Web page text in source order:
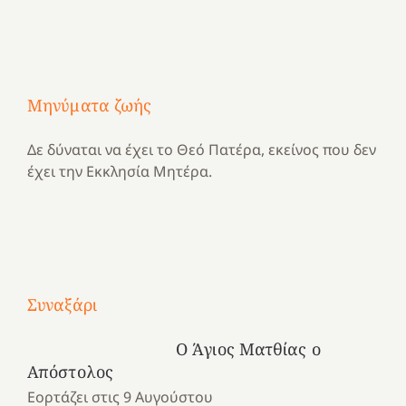
Μηνύματα ζωής
Δε δύναται να έχει το Θεό Πατέρα, εκείνος που δεν
έχει την Εκκλησία Μητέρα.
Συναξάρι
Ο Άγιος Ματθίας ο
Απόστολος
Εορτάζει στις 9 Αυγούστου
Μια
ένα
καλοκαίρι
και
Νοσοκομείο
“Ερυθρός
Κατασκηνωτικές
το
Ελληνικό